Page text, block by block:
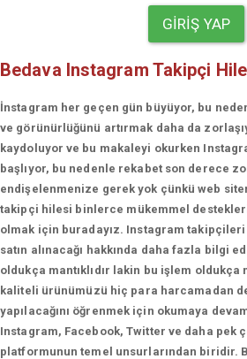
GIRIŞ YAP
Bedava Instagram Takipçi
İnstagram her geçen gün büyüyor, bu
ve görünürlüğünü artırmak daha da
kaydoluyor ve bu makaleyi okurken
başlıyor, bu nedenle rekabet son derece
endişelenmenize gerek yok çünkü web
takipçi hilesi binlerce mükemmel
olmak için buradayız. Instagram takipçileri
satın alınacağı hakkında daha fazla bilgi
oldukça mantıklıdır lakin bu işlem
kaliteli ürünümüzü hiç para harcamadan
yapılacağını öğrenmek için okumaya
Instagram, Facebook, Twitter ve daha pek
platformunun temel unsurlarından biridir.